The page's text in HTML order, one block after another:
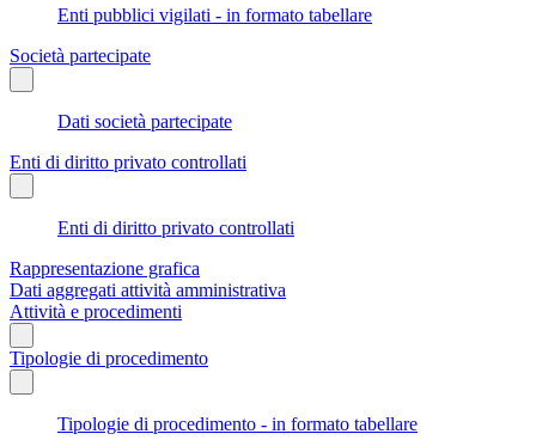
Enti pubblici vigilati - in formato tabellare
Società partecipate
Dati società partecipate
Enti di diritto privato controllati
Enti di diritto privato controllati
Rappresentazione grafica
Dati aggregati attività amministrativa
Attività e procedimenti
Tipologie di procedimento
Tipologie di procedimento - in formato tabellare